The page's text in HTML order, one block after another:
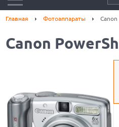
Главная Фотоаппараты
Canon